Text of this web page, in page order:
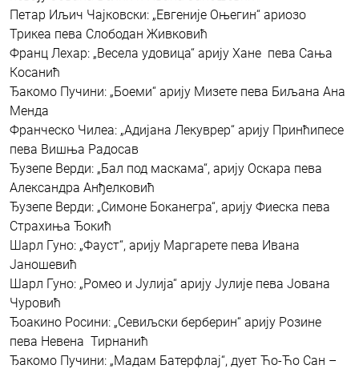
Петар Иљич Чајковски: „Евгеније Оњегин“ ариозо
Трикеа пева Слободан Живковић
Франц Лехар: „Весела удовица“ арију Хане пева Сања
Косанић
Ђакомо Пучини: „Боеми“ арију Мизете пева Биљана Ана
Менда
Франческо Чилеа: „Адијана Лекуврер“ арију Принћипесе
пева Вишња Радосав
Ђузепе Верди: „Бал под маскама“, арију Оскара пева
Александра Анђелковић
Ђузепе Верди: „Симоне Боканегра“, арију Фиеска пева
Страхиња Ђокић
Шарл Гуно: „Фауст“, арију Маргарете пева Ивана
Јаношевић
Шарл Гуно: „Ромео и Јулија“ арију Јулије пева Јована
Чуровић
Ђоакино Росини: „Севиљски берберин“ арију Розине
пева Невена Тирнанић
Ђакомо Пучини: „Мадам Батерфлај“, дует Ћо-Ћо Сан –